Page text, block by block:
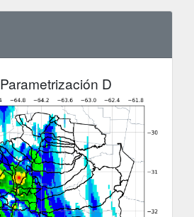
Parametrización D